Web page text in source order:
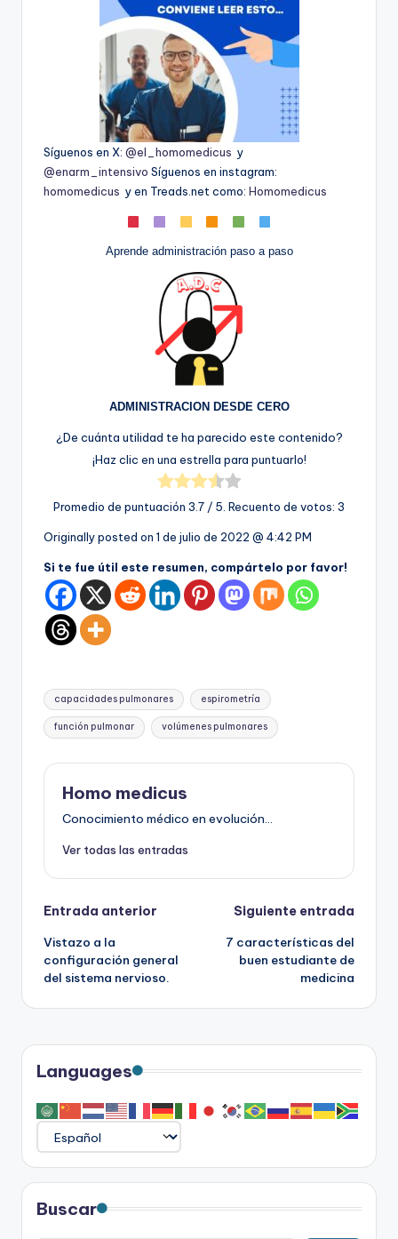
Síguenos en X: @el_homomedicus y
@enarm_intensivo Síguenos en instagram:
homomedicus y en Treads.net como: Homomedicus
Aprende administración paso a paso
ADMINISTRACION DESDE CERO
¿De cuánta utilidad te ha parecido este contenido?
¡Haz clic en una estrella para puntuarlo!
Promedio de puntuación 3.7 / 5. Recuento de votos: 3
Originally posted on 1 de julio de 2022 @ 4:42 PM
Si te fue útil este resumen, compártelo por favor!
Etiquetas:
capacidades pulmonares espirometría
función pulmonar volúmenes pulmonares
Homo medicus
Conocimiento médico en evolución...
Ver todas las entradas
Navegación
de
entradas
Entrada anterior
Vistazo a la
configuración general
del sistema nervioso.
Siguiente entrada
7 características del
buen estudiante de
medicina
Languages
Buscar